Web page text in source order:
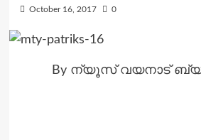
October 16, 2017 0
By ന്യൂസ് വയനാട്